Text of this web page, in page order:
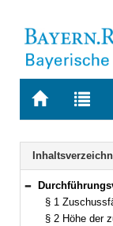
Zur
Zur
Bereich
Durchführungsverordnung zum
§ 1
§ 2 Höhe der